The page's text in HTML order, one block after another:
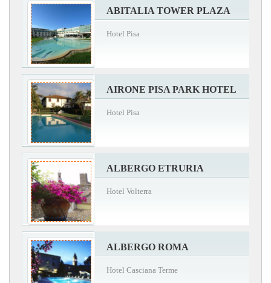
ABITALIA TOWER PLAZA
Hotel Pisa
AIRONE PISA PARK HOTEL
Hotel Pisa
ALBERGO ETRURIA
Hotel Volterra
ALBERGO ROMA
Hotel Casciana Terme